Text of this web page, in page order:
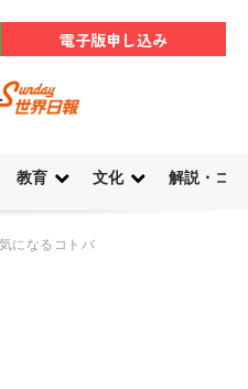
電子版申し込み
教育 文化 解説・コ
になるコトバ